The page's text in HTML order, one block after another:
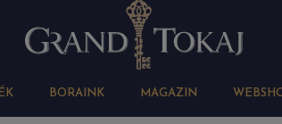
BORAINK MAGAZIN